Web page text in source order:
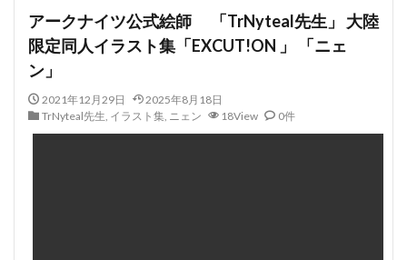
アークナイツ公式絵師 「TrNyteal先生」 大陸
限定同人イラスト集「EXCUT!ON 」 「ニェ
ン」
2021年12月29日
2025年8月18日
TrNyteal先生, イラスト集, ニェン 18View 0件